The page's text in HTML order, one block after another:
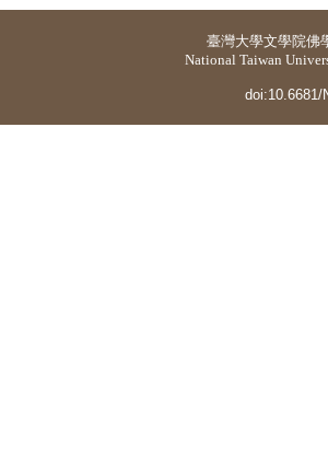
臺灣大學文學院佛
National Taiwan
doi:10.6681/